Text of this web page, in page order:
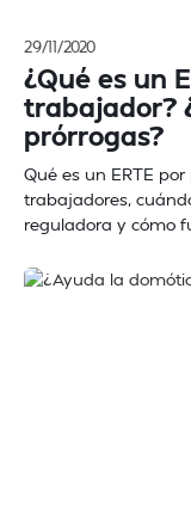
29/11/2020
¿Qué es un
trabajador?
prórrogas?
Qué es un ERTE
trabajadores,
reguladora y cómo